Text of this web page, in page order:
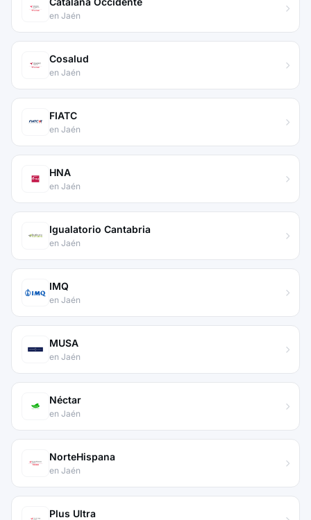
en Jaén
Cosalud
en Jaén
FIATC
en Jaén
HNA
en Jaén
Igualatorio Cantabria
en Jaén
IMQ
en Jaén
MUSA
en Jaén
Néctar
en Jaén
NorteHispana
en Jaén
Plus Ultra